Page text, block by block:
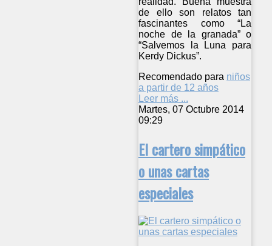
de ello son relatos tan
fascinantes como “La
noche de la granada” o
“Salvemos la Luna para
Kerdy Dickus”.
Recomendado para niños
a partir de 12 años
Leer más ...
Martes, 07 Octubre 2014
09:29
El cartero simpático
o unas cartas
especiales